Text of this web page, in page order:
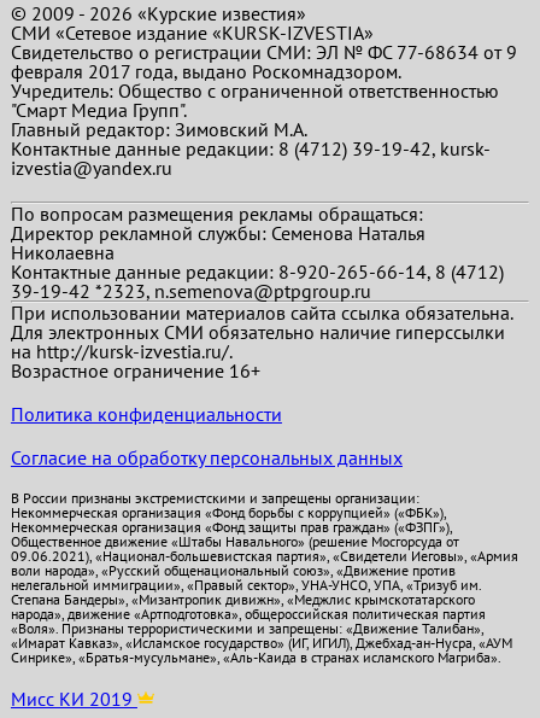
© 2009 - 2026 «Курские известия»
СМИ «Сетевое издание «KURSK-IZVESTIA»
Свидетельство о регистрации СМИ: ЭЛ № ФС 77-68634 от 9
февраля 2017 года, выдано Роскомнадзором.
Учредитель: Общество с ограниченной ответственностью
"Смарт Медиа Групп".
Главный редактор:Зимовский М.А.
Контактные данные редакции: 8 (4712) 39-19-42, kursk-
izvestia@yandex.ru
По вопросам размещения рекламы обращаться:
Директор рекламной службы: Семенова Наталья
Николаевна
Контактные данные редакции: 8-920-265-66-14, 8 (4712)
39-19-42 *2323, n.semenova@ptpgroup.ru
При использовании материалов сайта ссылка обязательна.
Для электронных СМИ обязательно наличие гиперссылки
на http://kursk-izvestia.ru/.
Возрастное ограничение 16+
Политика конфиденциальности
Согласие на обработку персональных данных
В России признаны экстремистскими и запрещены организации:
Некоммерческая организация «Фонд борьбы с коррупцией» («ФБК»),
Некоммерческая организация «Фонд защиты прав граждан» («ФЗПГ»),
Общественное движение «Штабы Навального» (решение Мосгорсуда от
09.06.2021), «Национал-большевистская партия», «Свидетели Иеговы», «Армия
воли народа», «Русский общенациональный союз», «Движение против
нелегальной иммиграции», «Правый сектор», УНА-УНСО, УПА, «Тризуб им.
Степана Бандеры», «Мизантропик дивижн», «Меджлис крымскотатарского
народа», движение «Артподготовка», общероссийская политическая партия
«Воля». Признаны террористическими и запрещены: «Движение Талибан»,
«Имарат Кавказ», «Исламское государство» (ИГ, ИГИЛ), Джебхад-ан-Нусра, «АУМ
Синрике», «Братья-мусульмане», «Аль-Каида в странах исламского Магриба».
Мисс КИ 2019